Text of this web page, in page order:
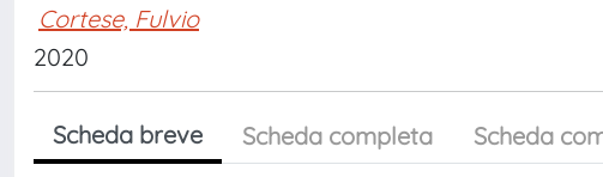
Cortese, Fulvio
2020
Scheda breve Scheda completa Scheda